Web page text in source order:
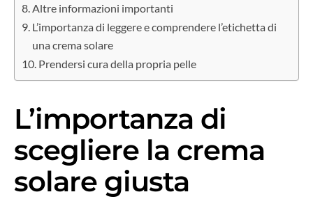
Altre informazioni importanti
L’importanza di leggere e comprendere l’etichetta di
una crema solare
Prendersi cura della propria pelle
L’importanza di
scegliere la crema
solare giusta